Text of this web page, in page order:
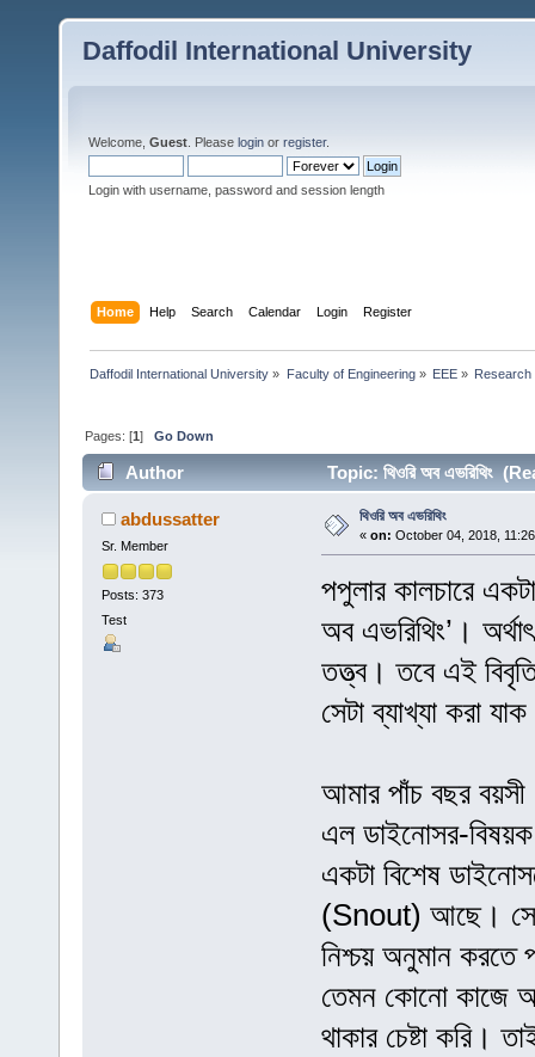
Daffodil International University
Welcome, Guest . Please login or register.
Login with username, password and session length
Home Help Search Calendar Login Register
Daffodil International University » Faculty of Engineering» EEE» Research
Pages: [1]Go Down
Author Topic: থিওরি অব এভরিথিং
abdussatter
Sr. Member
Posts: 373
Test
থিওরি অব এভরিথিং
« on: October 04, 2018,
পপুলার কালচারে
অব এভরিথিং’।
তত্ত্ব। তবে এই
সেটা ব্যাখ্যা করা
আমার পাঁচ বছর
এল ডাইনোসর-
একটা বিশেষ
(Snout) আছে। সে
নিশ্চয় অনুমান করতে
তেমন কোনো কাজে
থাকার চেষ্টা করি।